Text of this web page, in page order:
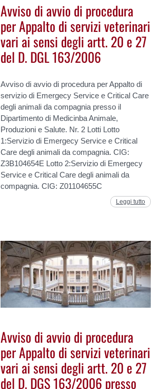
Avviso di avvio di procedura
per Appalto di servizi veterinari
vari ai sensi degli artt. 20 e 27
del D. DGL 163/2006
Avviso di avvio di procedura per Appalto di
servizio di Emergecy Service e Critical Care
degli animali da compagnia presso il
Dipartimento di Medicinba Animale,
Produzioni e Salute. Nr. 2 Lotti Lotto
1:Servizio di Emergecy Service e Critical
Care degli animali da compagnia. CIG:
Z3B104654E Lotto 2:Servizio di Emergecy
Service e Critical Care degli animali da
compagnia. CIG: Z01104655C
Leggi tutto
Avviso di avvio di procedura
per Appalto di servizi veterinari
vari ai sensi degli artt. 20 e 27
del D. DGS 163/2006 presso